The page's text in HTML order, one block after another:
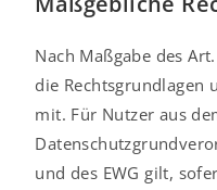
Nach Maßgabe des
die Rechtsgrundlagen
mit. Für Nutzer aus
und des EWG gilt,